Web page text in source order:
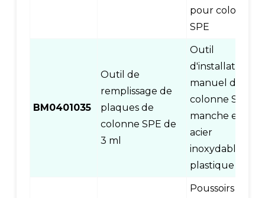
pour colonne
SPE
BM0401035
Outil de
remplissage de
plaques de
colonne SPE de
3 ml
Outil
d'installation
manuel de
colonne SPE,
manche en
acier
inoxydable et
plastique
Poussoirs en